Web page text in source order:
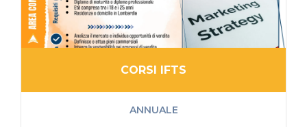
CORSI IFTS
ANNUALE